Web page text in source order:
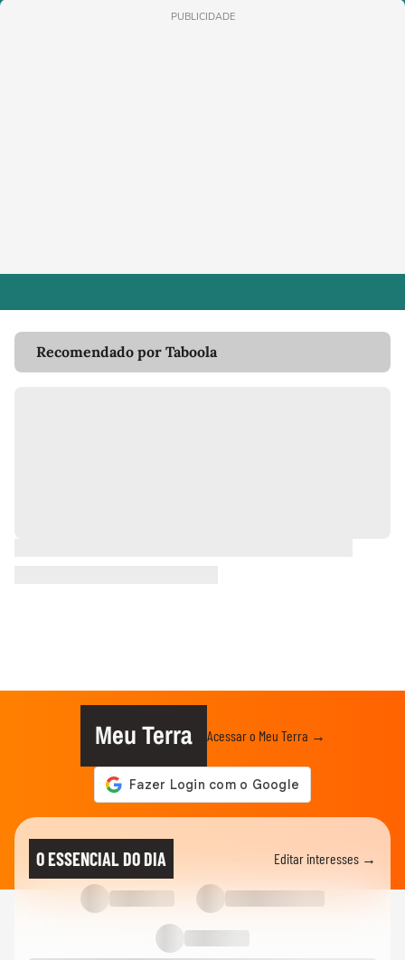
PUBLICIDADE
Recomendado por Taboola
Meu Terra Acessar o Meu Terra →
O ESSENCIAL DO DIA Editar interesses →